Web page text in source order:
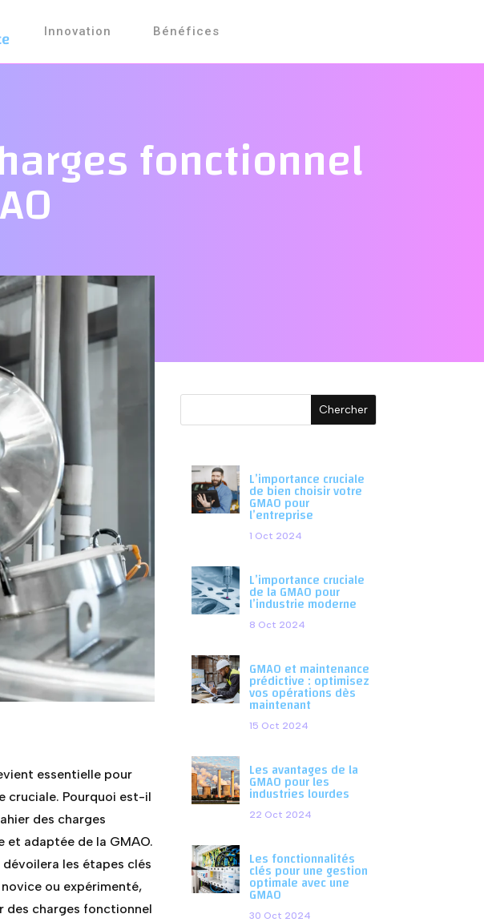
Innovation Bénéfices
fonctionnel
essentielle pour
cruciale. Pourquoi est-il
des charges
adaptée de la GMAO.
les étapes clés
ou expérimenté,
des charges fonctionnel
L’importance cruciale
de bien choisir votre
GMAO pour
l’entreprise
1 Oct 2024
L’importance cruciale
de la GMAO pour
l’industrie moderne
8 Oct 2024
GMAO et maintenance
prédictive : optimisez
vos opérations dès
maintenant
15 Oct 2024
Les avantages de la
GMAO pour les
industries lourdes
22 Oct 2024
Les fonctionnalités
clés pour une gestion
optimale avec une
GMAO
30 Oct 2024